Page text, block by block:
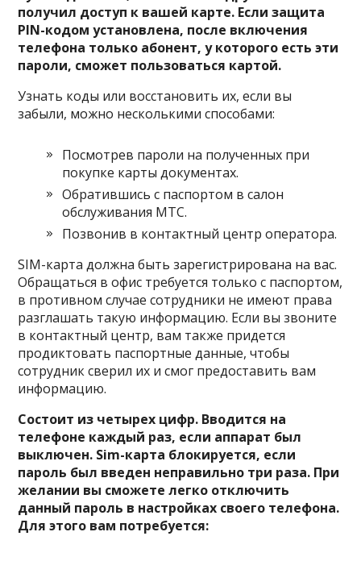
получил доступ к вашей карте. Если защита
PIN-кодом установлена, после включения
телефона только абонент, у которого есть эти
пароли, сможет пользоваться картой.
Узнать коды или восстановить их, если вы
забыли, можно несколькими способами:
Посмотрев пароли на полученных при
покупке карты документах.
Обратившись с паспортом в салон
обслуживания МТС.
Позвонив в контактный центр оператора.
SIM-карта должна быть зарегистрирована на вас.
Обращаться в офис требуется только с паспортом,
в противном случае сотрудники не имеют права
разглашать такую информацию. Если вы звоните
в контактный центр, вам также придется
продиктовать паспортные данные, чтобы
сотрудник сверил их и смог предоставить вам
информацию.
Состоит из четырех цифр. Вводится на
телефоне каждый раз, если аппарат был
выключен. Sim-карта блокируется, если
пароль был введен неправильно три раза. При
желании вы сможете легко отключить
данный пароль в настройках своего телефона.
Для этого вам потребуется: